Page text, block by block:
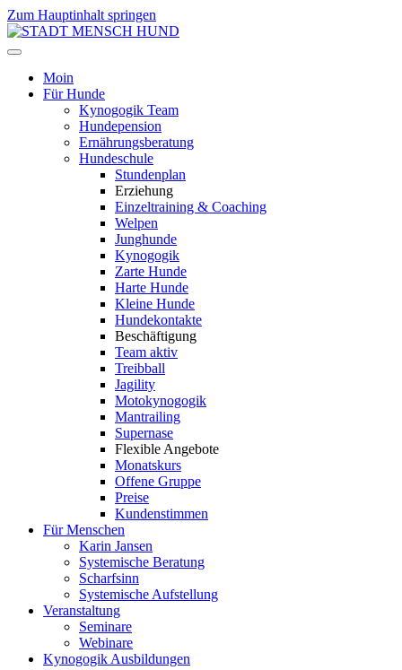
Zum Hauptinhalt springen
Moin
Für Hunde
Kynogogik Team
Hundepension
Ernährungsberatung
Hundeschule
Stundenplan
Erziehung
Einzeltraining & Coaching
Welpen
Junghunde
Kynogogik
Zarte Hunde
Harte Hunde
Kleine Hunde
Hundekontakte
Beschäftigung
Team aktiv
Treibball
Jagility
Motokynogogik
Mantrailing
Supernase
Flexible Angebote
Monatskurs
Offene Gruppe
Preise
Kundenstimmen
Für Menschen
Karin Jansen
Systemische Beratung
Scharfsinn
Systemische Aufstellung
Veranstaltung
Seminare
Webinare
Kynogogik Ausbildungen